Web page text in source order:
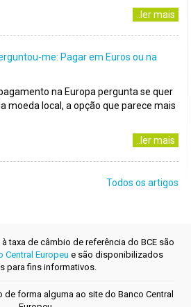
..ler mais
me: Pagar em Euros ou na
na Europa pergunta se quer
moeda local, a opção que parece mais
..ler mais
Todos os artigos
taxa de câmbio de referência do BCE são
Central Europeu e são disponibilizados
para fins informativos.
de forma alguma ao site do Banco Central